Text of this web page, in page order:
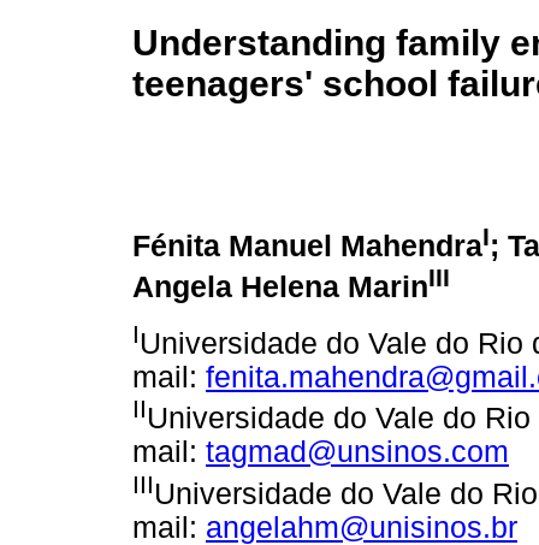
Understanding family
teenagers' school
Fénita Manuel MahendraI;
Angela Helena MarinIII
IUniversidade do Vale do
mail:
IIUniversidade do Vale do
mail: tagmad@unsinos.com
IIIUniversidade do Vale do
mail: angelahm@unisinos.br